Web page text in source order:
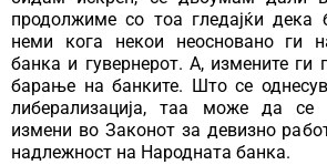
продолжиме со тоа гледајќи дека
неми кога некои неосновано ги
банка и гувернерот. А, измените ги
барање на банките. Што се
либерализација, таа може да
измени во Законот за девизно
надлежност на Народната банка.